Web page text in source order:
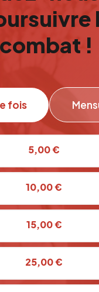
combat !
fois
5,00 €
10,00 €
15,00 €
25,00 €